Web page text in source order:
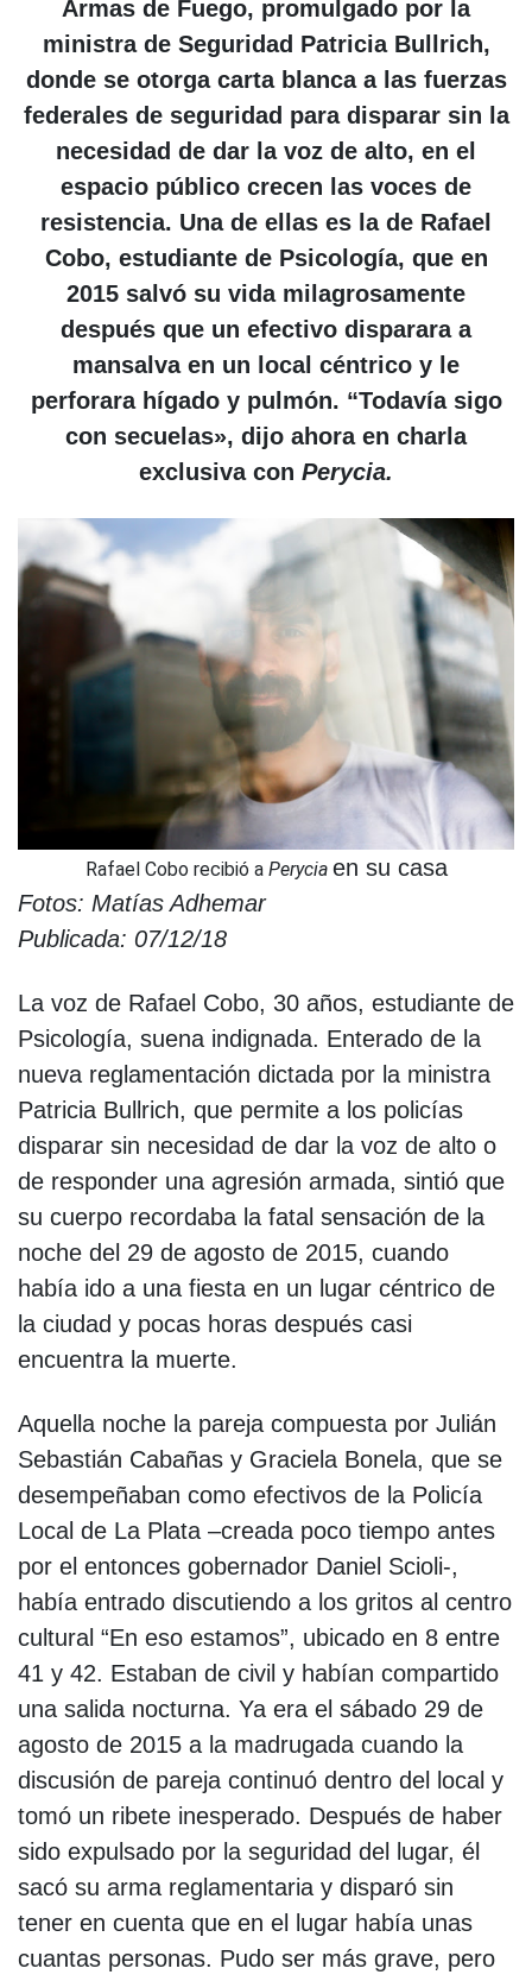
Armas de Fuego, promulgado por la
ministra de Seguridad Patricia Bullrich,
donde se otorga carta blanca a las fuerzas
federales de seguridad para disparar sin la
necesidad de dar la voz de alto, en el
espacio público crecen las voces de
resistencia. Una de ellas es la de Rafael
Cobo, estudiante de Psicología, que en
2015 salvó su vida milagrosamente
después que un efectivo disparara a
mansalva en un local céntrico y le
perforara hígado y pulmón. “Todavía sigo
con secuelas», dijo ahora en charla
exclusiva con Perycia.
Rafael Cobo recibió a Perycia en su casa
Fotos: Matías Adhemar
Publicada: 07/12/18
La voz de Rafael Cobo, 30 años, estudiante de
Psicología, suena indignada. Enterado de la
nueva reglamentación dictada por la ministra
Patricia Bullrich, que permite a los policías
disparar sin necesidad de dar la voz de alto o
de responder una agresión armada, sintió que
su cuerpo recordaba la fatal sensación de la
noche del 29 de agosto de 2015, cuando
había ido a una fiesta en un lugar céntrico de
la ciudad y pocas horas después casi
encuentra la muerte.
Aquella noche la pareja compuesta por Julián
Sebastián Cabañas y Graciela Bonela, que se
desempeñaban como efectivos de la Policía
Local de La Plata –creada poco tiempo antes
por el entonces gobernador Daniel Scioli-,
había entrado discutiendo a los gritos al centro
cultural “En eso estamos”, ubicado en 8 entre
41 y 42. Estaban de civil y habían compartido
una salida nocturna. Ya era el sábado 29 de
agosto de 2015 a la madrugada cuando la
discusión de pareja continuó dentro del local y
tomó un ribete inesperado. Después de haber
sido expulsado por la seguridad del lugar, él
sacó su arma reglamentaria y disparó sin
tener en cuenta que en el lugar había unas
cuantas personas. Pudo ser más grave, pero